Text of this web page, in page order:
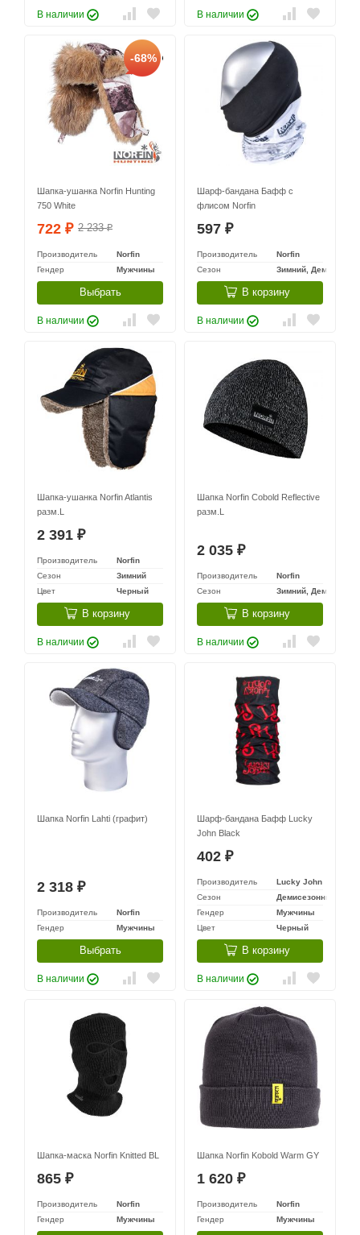
В наличии В наличии
-68%
Шапка-ушанка Norfin Hunting
750 White
722 ₽ 2 233₽
Производитель
Norfin
Гендер
Мужчины
Выбрать
В наличии
Шарф-бандана Бафф с
флисом Norfin
597 ₽
Производитель
Norfin
Сезон
Зимний,
В корзину
В наличии
Шапка-ушанка Norfin Atlantis
разм.L
2 391 ₽
Производитель
Norfin
Сезон
Зимний
Цвет
Черный
В корзину
В наличии
Шапка Norfin Cobold Reflective
разм.L
2 035 ₽
Производитель
Norfin
Сезон
Зимний,
В корзину
В наличии
Шапка Norfin Lahti (графит)
2 318 ₽
Производитель
Norfin
Гендер
Мужчины
Выбрать
В наличии
Шарф-бандана Бафф Lucky
John Black
402 ₽
Производитель
Lucky John
Сезон
Демисезонный
Гендер
Мужчины
Цвет
Черный
В корзину
В наличии
Шапка-маска Norfin Knitted BL
865 ₽
Производитель
Norfin
Гендер
Мужчины
Шапка Norfin Kobold Warm GY
1 620 ₽
Производитель
Norfin
Гендер
Мужчины